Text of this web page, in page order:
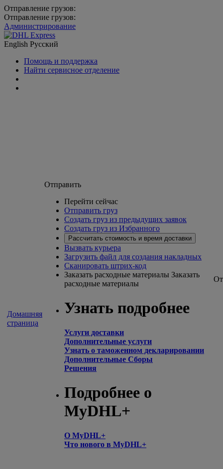
Отправление грузов:
Отправление грузов:
Администрирование
English Русский
Помощь и поддержка
Найти сервисное отделение
Домашняя
страница
Отправить
Перейти сейчас
Отправить груз
Создать груз из предыдущих заявок
Создать груз из Избранного
Рассчитать стоимость и время доставки
Вызвать курьера
Загрузить файл для создания накладных
Сканировать штрих-код
Заказать расходные материалы Заказать
расходные материалы
Узнать подробнее
Услуги доставки
Дополнительные услуги
Узнать о таможенном декларировании
Дополнительные Сборы
Решения
Подробнее о
MyDHL+
О MyDHL+
Что нового в MyDHL+